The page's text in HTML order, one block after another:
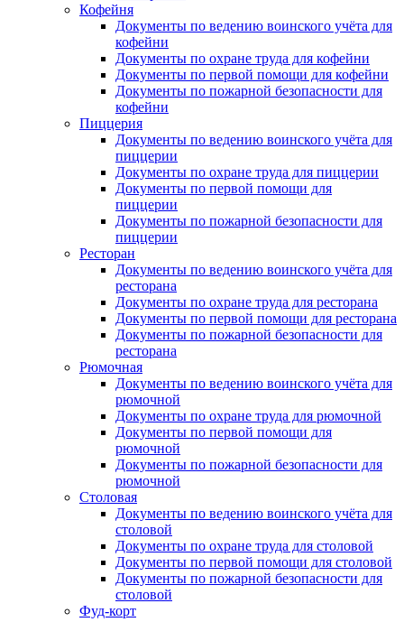
Кофейня
Документы по ведению воинского учёта для
кофейни
Документы по охране труда для кофейни
Документы по первой помощи для кофейни
Документы по пожарной безопасности для
кофейни
Пиццерия
Документы по ведению воинского учёта для
пиццерии
Документы по охране труда для пиццерии
Документы по первой помощи для
пиццерии
Документы по пожарной безопасности для
пиццерии
Ресторан
Документы по ведению воинского учёта для
ресторана
Документы по охране труда для ресторана
Документы по первой помощи для ресторана
Документы по пожарной безопасности для
ресторана
Рюмочная
Документы по ведению воинского учёта для
рюмочной
Документы по охране труда для рюмочной
Документы по первой помощи для
рюмочной
Документы по пожарной безопасности для
рюмочной
Столовая
Документы по ведению воинского учёта для
столовой
Документы по охране труда для столовой
Документы по первой помощи для столовой
Документы по пожарной безопасности для
столовой
Фуд-корт